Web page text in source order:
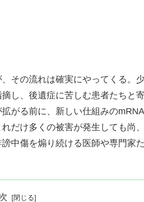
その流れは確実にやってくる。
し、後遺症に苦しむ患者たちと
がる前に、新しい仕組みの
だけ多くの被害が発生しても尚
中傷を煽り続ける医師や専門家